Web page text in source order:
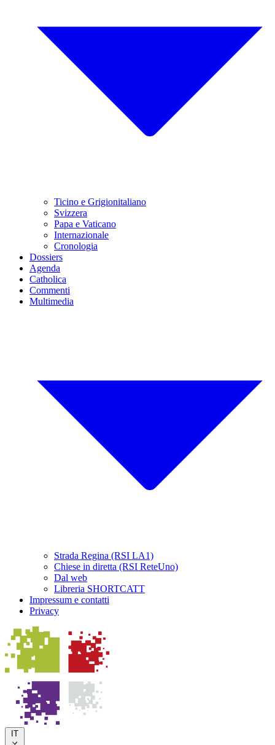
Ticino e Grigionitaliano
Svizzera
Papa e Vaticano
Internazionale
Cronologia
Dossiers
Agenda
Catholica
Commenti
Multimedia
Strada Regina (RSI LA1)
Chiese in diretta (RSI ReteUno)
Dal web
Libreria SHORTCATT
Impressum e contatti
Privacy
IT